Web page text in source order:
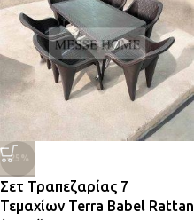
-25%
Σετ Τραπεζαρίας 7
Τεμαχίων Terra Babel Rattan